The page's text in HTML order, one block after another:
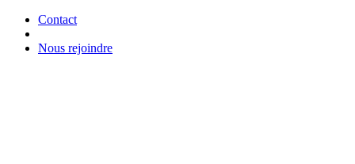
Contact
Nous rejoindre